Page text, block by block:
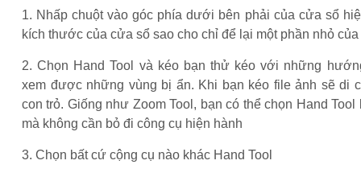
1. Nhấp chuột vào góc phía dưới bên phải của cửa sổ
kích thước của cửa sổ sao cho chỉ để lại một phần nhỏ
2. Chọn Hand Tool và kéo bạn thử kéo với những
xem được những vùng bị ẩn. Khi bạn kéo file ảnh sẽ di
con trỏ. Giống như Zoom Tool, bạn có thể chọn Hand Tool
mà không cần bỏ đi công cụ hiện hành
3. Chọn bất cứ cộng cụ nào khác Hand Tool